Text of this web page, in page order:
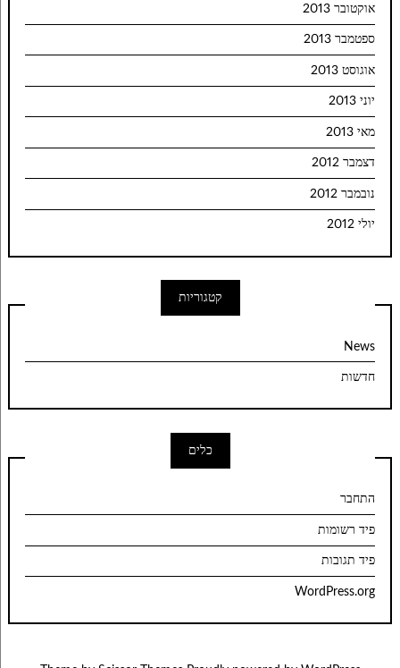
אוקטובר 2013
ספטמבר 2013
אוגוסט 2013
יוני 2013
מאי 2013
דצמבר 2012
נובמבר 2012
יולי 2012
קטגוריות
News
חדשות
כלים
התחבר
פיד רשומות
פיד תגובות
WordPress.org